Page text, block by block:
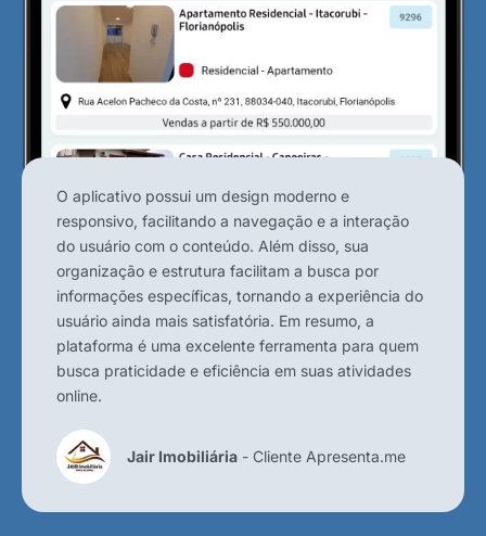
O aplicativo possui um design moderno e
responsivo, facilitando a navegação e a interação
do usuário com o conteúdo. Além disso, sua
organização e estrutura facilitam a busca por
informações específicas, tornando a experiência do
usuário ainda mais satisfatória. Em resumo, a
plataforma é uma excelente ferramenta para quem
busca praticidade e eficiência em suas atividades
online.
Jair Imobiliária - Cliente Apresenta.me